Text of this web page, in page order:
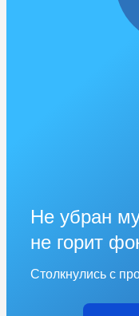
Не убран
не горит
Столкнулись с